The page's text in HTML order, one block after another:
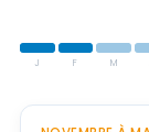
J F M